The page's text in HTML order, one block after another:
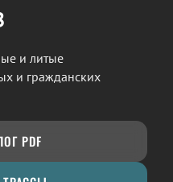
и литые
и гражданских
PDF